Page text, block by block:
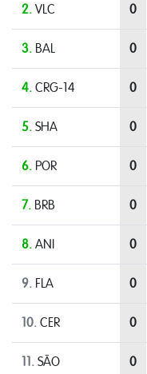
2. VLC 0
3. BAL 0
4. CRG-14 0
5. SHA 0
6. POR 0
7. BRB 0
8. ANI 0
9. FLA 0
10. CER 0
11. SÃO 0